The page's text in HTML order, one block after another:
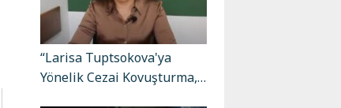
“Larisa Tuptsokova'ya
Yönelik Cezai Kovuşturma,…